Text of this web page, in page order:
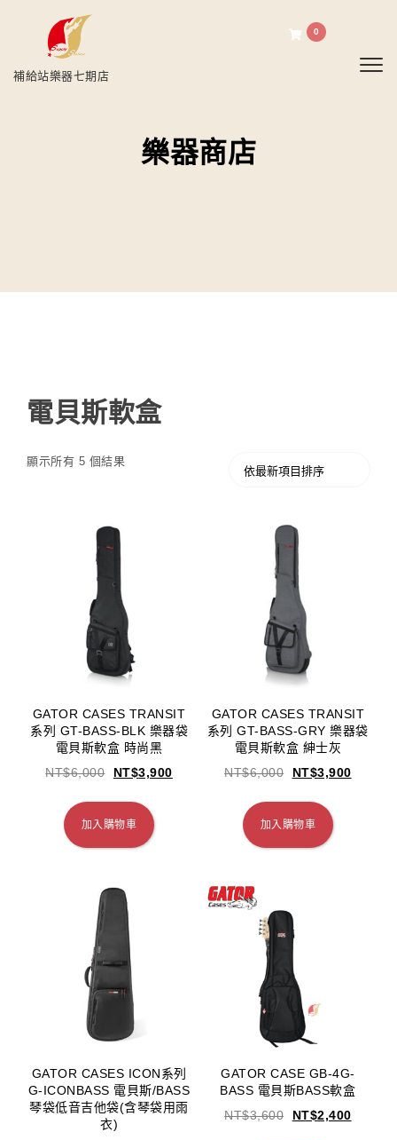
補給站樂器七期店
0
樂器商店
電貝斯軟盒
顯示所有 5 個結果
GATOR CASES TRANSIT
系列 GT-BASS-BLK 樂器袋
電貝斯軟盒 時尚黑
NT$6,000 NT$3,900
加入購物車
GATOR CASES TRANSIT
系列 GT-BASS-GRY 樂器袋
電貝斯軟盒 紳士灰
NT$6,000 NT$3,900
加入購物車
GATOR CASES ICON系列
G-ICONBASS 電貝斯/BASS
琴袋低音吉他袋(含琴袋用雨
衣)
GATOR CASE GB-4G-
BASS 電貝斯BASS軟盒
NT$3,600 NT$2,400